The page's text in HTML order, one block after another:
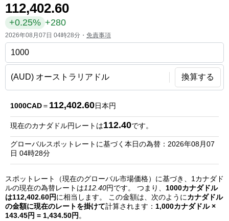
ム
ペ
ー
ジ
通
貨
一
覧
銀
行
リ
ス
ト
112,402.60
+0.25% +280
2026年08月07日 04時28分・ 免責事項
換算する
1000CAD＝ 112,402.60日本円
現在のカナダドル円レートは112.40です。
グローバルスポットレートに基づく本日の為替：2026年08月07
日 04時28分
スポットレート（現在のグローバル市場価格）に基づき、1カナダド
ルの現在の為替レートは112.40円です。 つまり、 1000カナダドル
は112,402.60円に相当します。 この金額は、次のようにカナダドル
の金額に現在のレートを掛けて計算されます： 1,000カナダドル ×
143.45円 = 1,434.50円 。